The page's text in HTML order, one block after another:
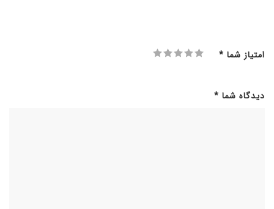
امتیاز شما *
دیدگاه شما *